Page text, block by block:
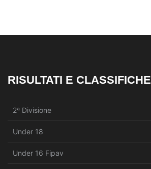
RISULTATI E CLASSIFICHE
2ª Divisione
Under 18
Under 16 Fipav